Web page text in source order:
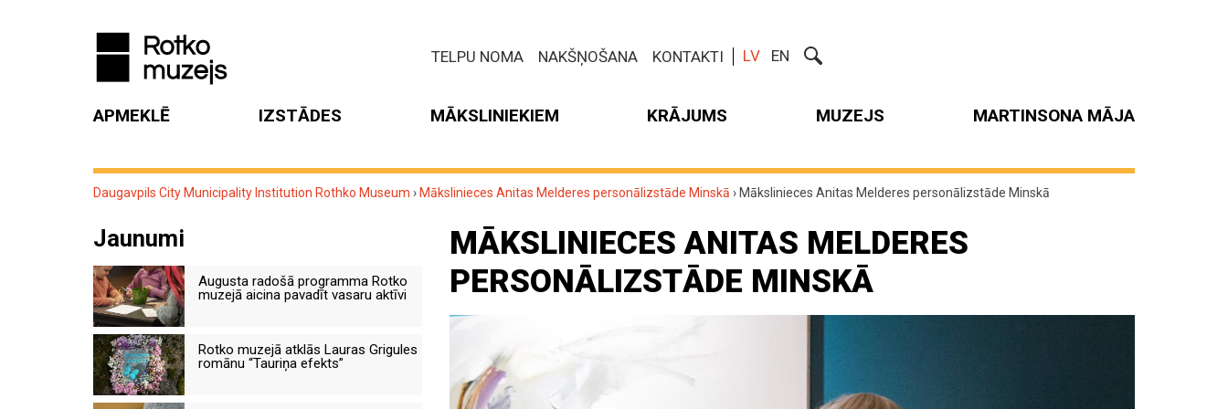
TELPU NOMA NAKŠŅOŠANA KONTAKTI LV EN
APMEKLĒ IZSTĀDES MĀKSLINIEKIEM KRĀJUMS MUZEJS MARTINSONA MĀJA
Daugavpils City Municipality Institution Rothko Museum ›Mākslinieces Anitas Melderes personālizstāde Minskā ›Mākslinieces Anitas Melderes personālizstāde Minskā
MĀKSLINIECES ANITAS MELDERES
PERSONĀLIZSTĀDE MINSKĀ
Jaunumi
Augusta radošā programma Rotko
muzejā aicina pavadīt vasaru aktīvi
Rotko muzejā atklās Lauras Grigules
romānu “Tauriņa efekts”